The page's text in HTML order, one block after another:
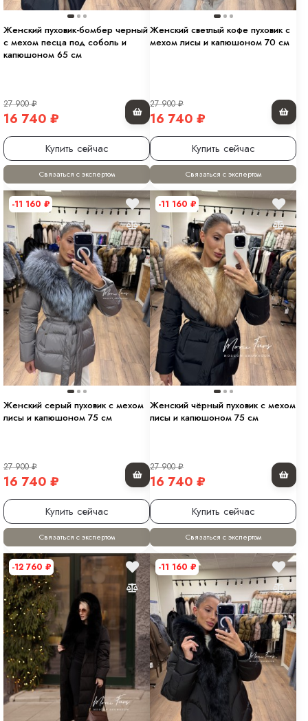
Женский пуховик-бомбер черный
с мехом песца под соболь и
капюшоном 65 см
27 900₽
16 740 ₽
Купить сейчас
Связаться с экспертом
Женский светлый кофе пуховик с
мехом лисы и капюшоном 70 см
27 900₽
16 740 ₽
Купить сейчас
Связаться с экспертом
-11 160 ₽
Женский серый пуховик с мехом
лисы и капюшоном 75 см
27 900₽
16 740 ₽
Купить сейчас
Связаться с экспертом
-11 160 ₽
Женский чёрный пуховик с мехом
лисы и капюшоном 75 см
27 900₽
16 740 ₽
Купить сейчас
Связаться с экспертом
-12 760 ₽ -11 160 ₽